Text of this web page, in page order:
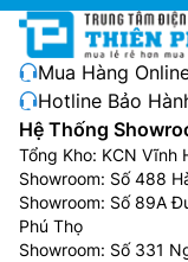
Mua Hàng
Hotline Bảo
Hệ Thống
Tổng Kho: KCN Vĩnh
Showroom: Số 488
Showroom: Số 89A
Phú Thọ
Showroom: Số 331